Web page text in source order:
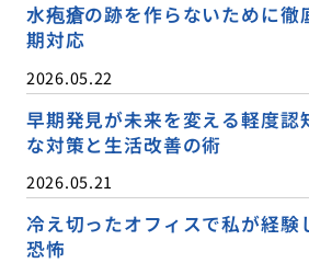
水疱瘡の跡を作らないために徹
期対応
2026.05.22
早期発見が未来を変える軽度認
な対策と生活改善の術
2026.05.21
冷え切ったオフィスで私が経験
恐怖